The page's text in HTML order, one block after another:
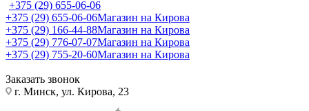
+375 (29) 655-06-06
+375 (29) 655-06-06Магазин на Кирова
+375 (29) 166-44-88Магазин на Кирова
+375 (29) 776-07-07Магазин на Кирова
+375 (29) 755-20-60Магазин на Кирова
Заказать звонок
г. Минск, ул. Кирова, 23